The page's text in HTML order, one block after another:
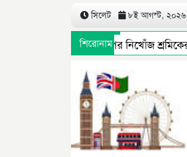
সিলেট ৮ই আগস্ট, ২০২৬
শিরোনাম
নৌকাডুবি: ৩ দিন পর নিখোঁজ শ্রমিকের